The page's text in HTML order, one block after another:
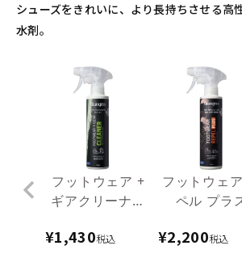
シューズをきれいに、より長持ちさせる高
水剤。
フットウェア +
ギアクリーナー
¥1,430税込
フットウェ
ペル プラ
¥2,200税込